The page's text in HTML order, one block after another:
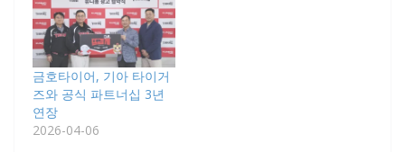
금호타이어, 기아 타이거
즈와 공식 파트너십 3년
연장
2026-04-06